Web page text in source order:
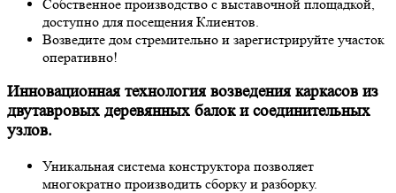
Собственное производство с выставочной площадкой,
доступно для посещения Клиентов.
Возведите дом стремительно и зарегистрируйте участок
оперативно!
Инновационная технология возведения каркасов из
двутавровых деревянных балок и соединительных
узлов.
Уникальная система конструктора позволяет
многократно производить сборку и разборку.